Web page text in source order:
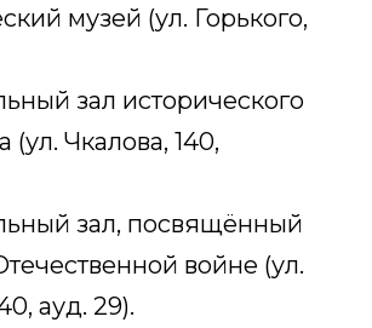
музей (ул. Горького,
зал исторического
(ул. Чкалова, 140,
зал, посвящённый
войне (ул.
ауд. 29).